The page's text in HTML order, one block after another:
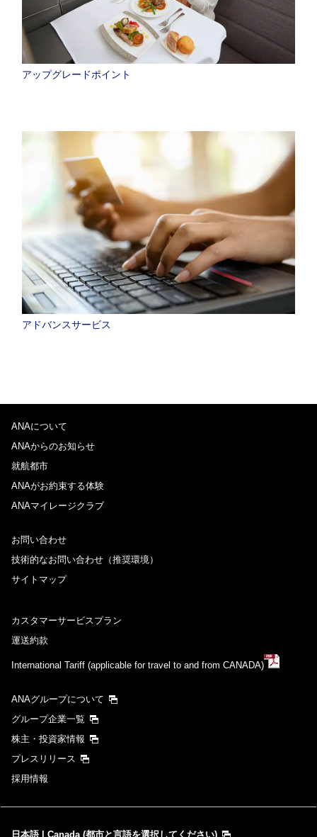
アップグレードポイント
アドバンスサービス
ANAについて
ANAからのお知らせ
就航都市
ANAがお約束する体験
ANAマイレージクラブ
お問い合わせ
技術的なお問い合わせ（推奨環境）
サイトマップ
カスタマーサービスプラン
運送約款
International Tariff (applicable for travel to and from CANADA)
ANAグループについて
グループ企業一覧
株主・投資家情報
プレスリリース
採用情報
日本語 | Canada (都市と言語を選択してください)